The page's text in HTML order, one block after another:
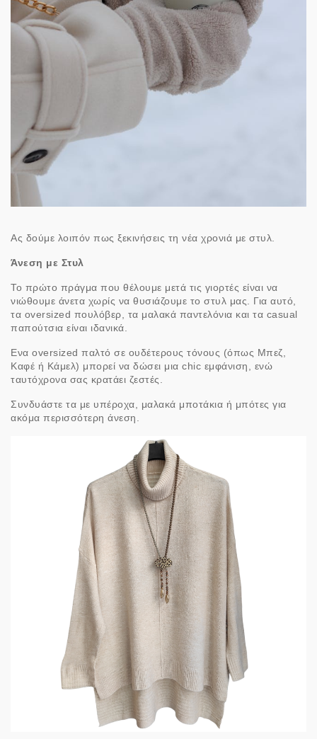
Ας δούμε λοιπόν πως ξεκινήσεις τη νέα χρονιά με στυλ.
Άνεση με Στυλ
Το πρώτο πράγμα που θέλουμε μετά τις γιορτές είναι να
νιώθουμε άνετα χωρίς να θυσιάζουμε το στυλ μας. Για αυτό,
τα oversized πουλόβερ, τα μαλακά παντελόνια και τα casual
παπούτσια είναι ιδανικά.
Ενα oversized παλτό σε ουδέτερους τόνους (όπως Μπεζ,
Καφέ ή Κάμελ) μπορεί να δώσει μια chic εμφάνιση, ενώ
ταυτόχρονα σας κρατάει ζεστές.
Συνδυάστε τα με υπέροχα, μαλακά μποτάκια ή μπότες για
ακόμα περισσότερη άνεση.